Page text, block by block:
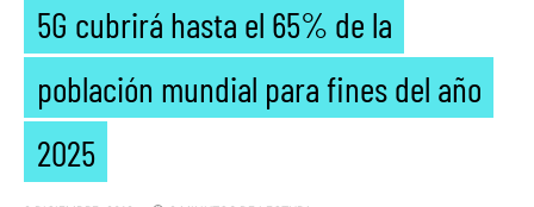
5G cubrirá hasta el 65% de la
población mundial para fines del año
2025